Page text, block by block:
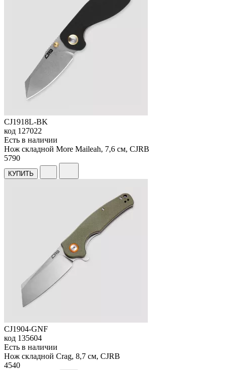
CJ1918L-BK
код 127022
Есть в наличии
Нож складной More Maileah, 7,6 см, CJRB
5790
КУПИТЬ
CJ1904-GNF
код 135604
Есть в наличии
Нож складной Crag, 8,7 см, CJRB
4540